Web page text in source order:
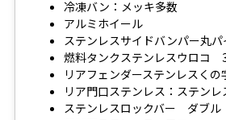
冷凍バン：メッキ多数
アルミホイール
ステンレスサイドバンパー丸
燃料タンクステンレスウロ
リアフェンダーステンレスくの
リア門口ステンレス：ステンレ
ステンレスロックバー ダブル